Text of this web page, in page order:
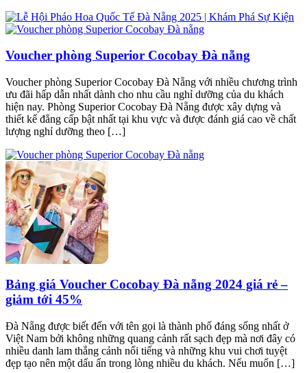
Voucher phòng Superior Cocobay Đà nẵng
Voucher phòng Superior Cocobay Đà Nẵng với nhiều chương trình
ưu đãi hấp dẫn nhất dành cho nhu cầu nghỉ dưỡng của du khách
hiện nay. Phòng Superior Cocobay Đà Nẵng được xây dựng và
thiết kế đẳng cấp bật nhất tại khu vực và được đánh giá cao về chất
lượng nghỉ dưỡng theo […]
Bảng giá Voucher Cocobay Đà nẵng 2024 giá rẻ –
giảm tới 45%
Đà Nẵng được biết đến với tên gọi là thành phố đáng sống nhất ở
Việt Nam bởi không những quang cảnh rất sạch đẹp mà nơi đây có
nhiều danh lam thắng cảnh nổi tiếng và những khu vui chơi tuyệt
đẹp tạo nên một dấu ấn trong lòng nhiều du khách. Nếu muốn […]